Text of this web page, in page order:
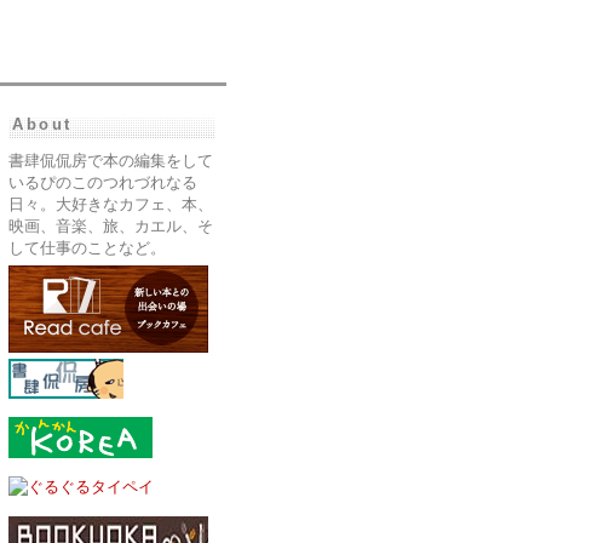
About
書肆侃侃房で本の編集をして
いるぴのこのつれづれなる
日々。大好きなカフェ、本、
映画、音楽、旅、カエル、そ
して仕事のことなど。